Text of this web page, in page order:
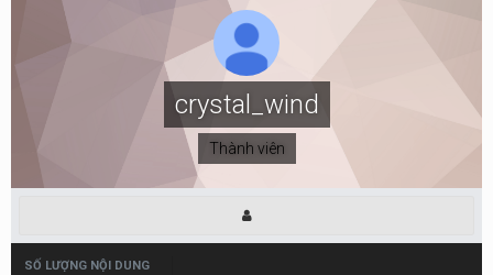
crystal_wind
Thành viên
SỐ LƯỢNG NỘI DUNG